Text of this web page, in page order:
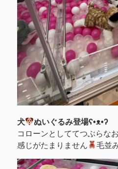
犬
ぬいぐるみ登場ʕ•ᴥ•ʔ
コローンとしててつぶらな
感じがたまりません
毛並